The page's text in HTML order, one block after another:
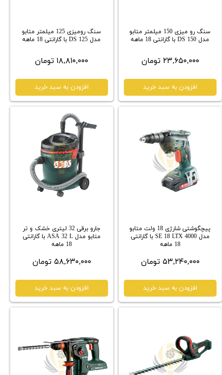
سنگ رو میزی 150 میلمتر متابو
مدل DS 150 با گارانتی 18 ماهه
۲۳,۶۵۰,۰۰۰ تومان
افزودن به سبد خرید
سنگ رومیزی 125 میلمتر متابو
مدل DS 125 با گارانتی 18 ماهه
۱۸,۸۱۰,۰۰۰ تومان
افزودن به سبد خرید
پیچگوشتی شارژی 18 ولت متابو
مدل SE 18 LTX 4000 با گارانتی
18 ماهه
۵۳,۲۴۰,۰۰۰ تومان
افزودن به سبد خرید
جارو برقی 32 لیتری خشک و تر
متابو مدل ASA 32 L با گارانتی
18 ماهه
۵۸,۶۳۰,۰۰۰ تومان
افزودن به سبد خرید